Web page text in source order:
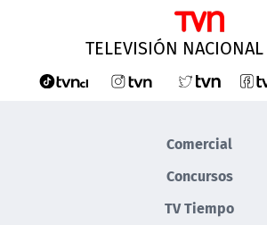
TELEVISIÓN
Comercial
Concursos
TV Tiempo